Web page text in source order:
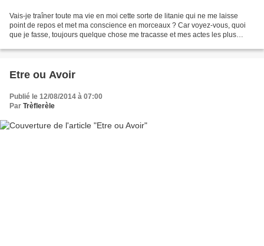
Vais-je traîner toute ma vie en moi cette sorte de litanie qui ne me laisse
point de repos et met ma conscience en morceaux ? Car voyez-vous, quoi
que je fasse, toujours quelque chose me tracasse et mes actes les plus
Etre ou Avoir
Publié le 12/08/2014 à 07:00
Par Trèflerèle